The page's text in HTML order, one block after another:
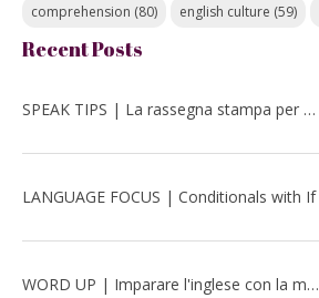
comprehension (80) english culture (59)
Recent Posts
SPEAK TIPS | La rassegna stampa per migliorare l’inglese - luglio 2026
LANGUAGE FOCUS | Conditionals with If
WORD UP | Imparare l'inglese con la musica: David Bowie